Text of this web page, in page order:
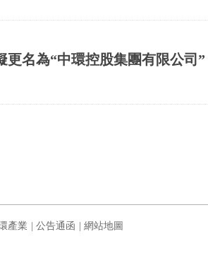
更名為“中環控股集團有限公司”
產業 公告通函 網站地圖